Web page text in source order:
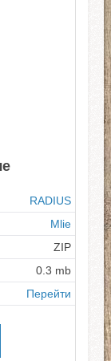
RADIUS
Mlie
ZIP
0.3 mb
Перейти